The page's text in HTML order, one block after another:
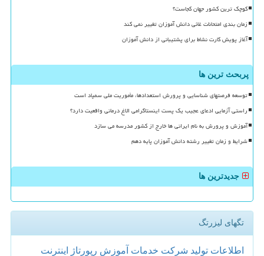
کوچک ترین کشور جهان کجاست؟
زمان بندی امتحانات غائی دانش آموزان تغییر نمی کند
آغاز پویش کارت نشاط برای پشتیبانی از دانش آموزان
پربحث ترین ها
توسعه فرصتهای شناسایی و پرورش استعدادها، مأموریت ملی سمپاد است
راستی آزمایی ادعای عجیب یک پست اینستاگرامی الاغ درمانی واقعیت دارد؟
آموزش و پرورش به نام ایرانی ها خارج از کشور مدرسه می سازد
شرایط و زمان تغییر رشته دانش آموزان پایه دهم
جدیدترین ها
تگهای لیزرتگ
اطلاعات تولید شركت خدمات آموزش رپورتاژ
اینترنت